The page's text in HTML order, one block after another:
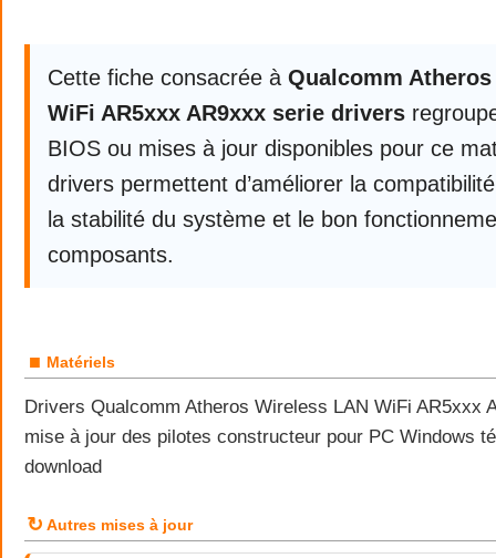
Cette fiche consacrée à Qualcomm
WiFi AR5xxx AR9xxx serie drivers
BIOS ou mises à jour disponibles pour ce
drivers permettent d’améliorer la
la stabilité du système et le bon
composants.
■ Matériels
Drivers Qualcomm Atheros Wireless LAN WiFi AR5xxx
mise à jour des pilotes constructeur pour PC Windows
download
↻ Autres mises à jour